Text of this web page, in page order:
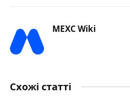
MEXC Wiki
Схожі статті